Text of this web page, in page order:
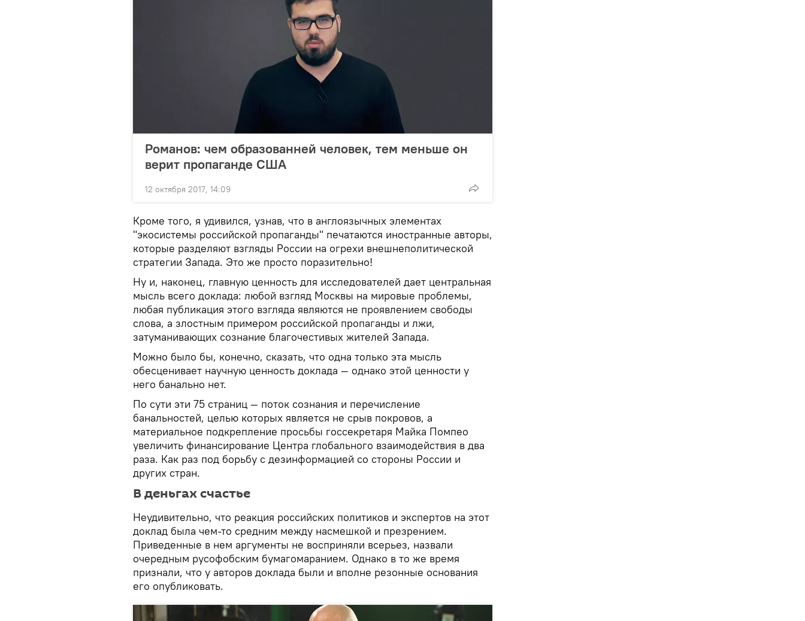
Романов: чем образованней человек, тем меньше он
верит пропаганде США
12 октября 2017, 14:09
Кроме того, я удивился, узнав, что в англоязычных элементах
"экосистемы российской пропаганды" печатаются иностранные авторы,
которые разделяют взгляды России на огрехи внешнеполитической
стратегии Запада. Это же просто поразительно!
Ну и, наконец, главную ценность для исследователей дает центральная
мысль всего доклада: любой взгляд Москвы на мировые проблемы,
любая публикация этого взгляда являются не проявлением свободы
слова, а злостным примером российской пропаганды и лжи,
затуманивающих сознание благочестивых жителей Запада.
Можно было бы, конечно, сказать, что одна только эта мысль
обесценивает научную ценность доклада — однако этой ценности у
него банально нет.
По сути эти 75 страниц — поток сознания и перечисление
банальностей, целью которых является не срыв покровов, а
материальное подкрепление просьбы госсекретаря Майка Помпео
увеличить финансирование Центра глобального взаимодействия в два
раза. Как раз под борьбу с дезинформацией со стороны России и
других стран.
В деньгах счастье
Неудивительно, что реакция российских политиков и экспертов на этот
доклад была чем-то средним между насмешкой и презрением.
Приведенные в нем аргументы не восприняли всерьез, назвали
очередным русофобским бумагомаранием. Однако в то же время
признали, что у авторов доклада были и вполне резонные основания
его опубликовать.